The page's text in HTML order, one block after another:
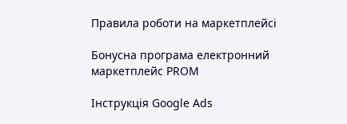
Правила роботи на маркетплейсі
Бонусна програма електронний
маркетплейс PROM
Інструкція Google Ads